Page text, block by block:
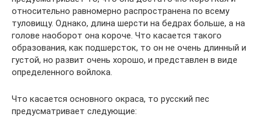
относительно равномерно распространена по всему
туловищу. Однако, длина шерсти на бедрах больше, а на
голове наоборот она короче. Что касается такого
образования, как подшерсток, то он не очень длинный и
густой, но развит очень хорошо, и представлен в виде
определенного войлока.
Что касается основного окраса, то русский пес
предусматривает следующие: